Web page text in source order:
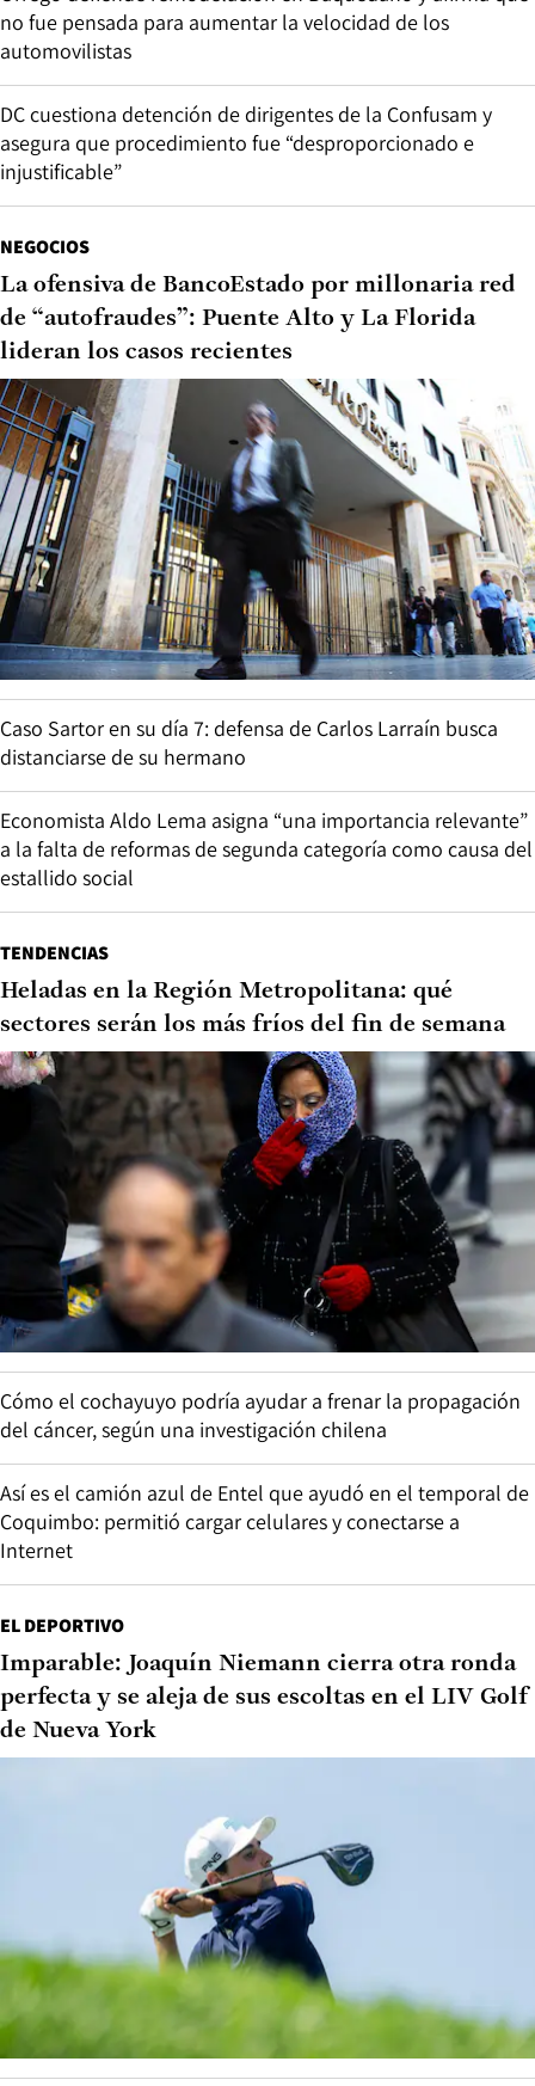
no fue pensada para aumentar la velocidad de los
automovilistas
DC cuestiona detención de dirigentes de la Confusam y
asegura que procedimiento fue “desproporcionado e
injustificable”
NEGOCIOS
La ofensiva de BancoEstado por millonaria red
de “autofraudes”: Puente Alto y La Florida
lideran los casos recientes
Caso Sartor en su día 7: defensa de Carlos Larraín busca
distanciarse de su hermano
Economista Aldo Lema asigna “una importancia relevante”
a la falta de reformas de segunda categoría como causa del
estallido social
TENDENCIAS
Heladas en la Región Metropolitana: qué
sectores serán los más fríos del fin de semana
Cómo el cochayuyo podría ayudar a frenar la propagación
del cáncer, según una investigación chilena
Así es el camión azul de Entel que ayudó en el temporal de
Coquimbo: permitió cargar celulares y conectarse a
Internet
EL DEPORTIVO
Imparable: Joaquín Niemann cierra otra ronda
perfecta y se aleja de sus escoltas en el LIV Golf
de Nueva York